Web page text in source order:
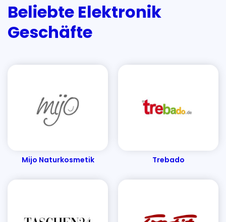
Wacholder-Express
XTRA FUEL
XBODY Nutrition
Banggood Gutscheine - Mai 2024
Aroma Manufaktur Gutscheine - Mai 2024
Beliebte Elektronik
Geschäfte
Mijo Naturkosmetik Trebado